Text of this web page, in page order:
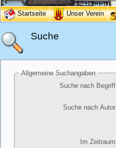
Startseite Unser Verein
Suche
Allgemeine Suchangaben
Suche nach Begriff
Suche nach Autor
Im Zeitraum